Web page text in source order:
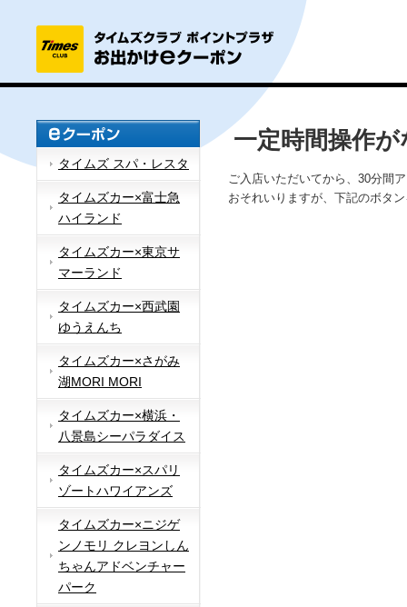
タイムズ スパ・レスタ
タイムズカー×富士急
ハイランド
タイムズカー×東京サ
マーランド
タイムズカー×西武園
ゆうえんち
タイムズカー×さがみ
湖MORI MORI
タイムズカー×横浜・
八景島シーパラダイス
タイムズカー×スパリ
ゾートハワイアンズ
タイムズカー×ニジゲ
ンノモリ クレヨンしん
ちゃんアドベンチャー
パーク
一定時間操作
ご入店いただいてから、30分間
おそれいりますが、下記のボタ